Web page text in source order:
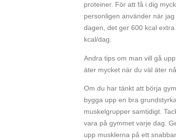
proteiner. För att få i dig
personligen använder när
dagen, det ger 600 kcal
kcal/dag.
Andra tips om man vill gå
äter mycket när du väl äter
Om du har tänkt att börja
bygga upp en bra
muskelgrupper samtidigt.
vara på gymmet varje dag.
upp musklerna på ett